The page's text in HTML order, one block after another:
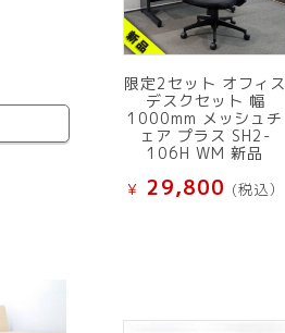
限定2セット オフィス
デスクセット 幅
1000mm メッシュチ
ェア プラス SH2-
106H WM 新品
¥ 29,800 (税込）